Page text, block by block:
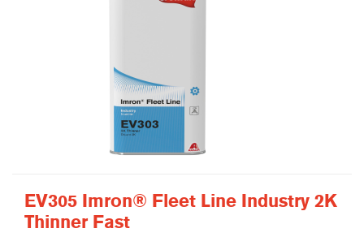
EV305 Imron® Fleet Line Industry 2K
Thinner Fast